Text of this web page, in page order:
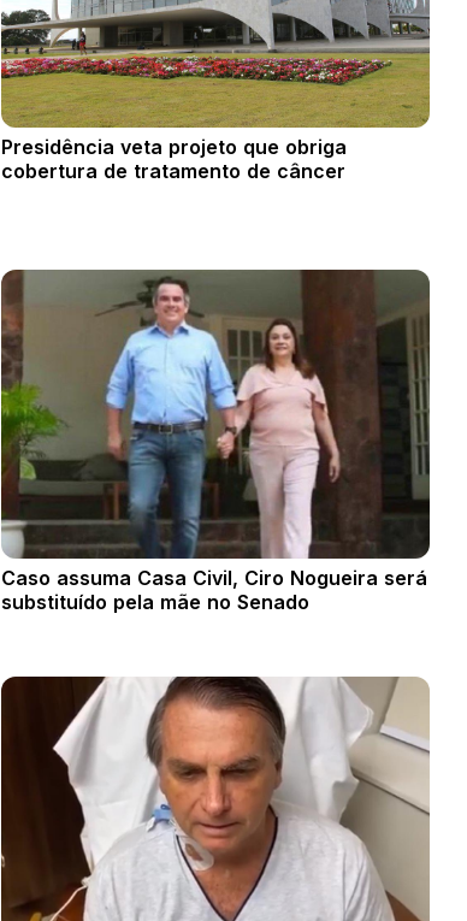
Presidência veta projeto que obriga
cobertura de tratamento de câncer
Caso assuma Casa Civil, Ciro Nogueira será
substituído pela mãe no Senado